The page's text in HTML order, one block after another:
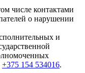
числе контактами
о нарушении
и
+375 154 534016.